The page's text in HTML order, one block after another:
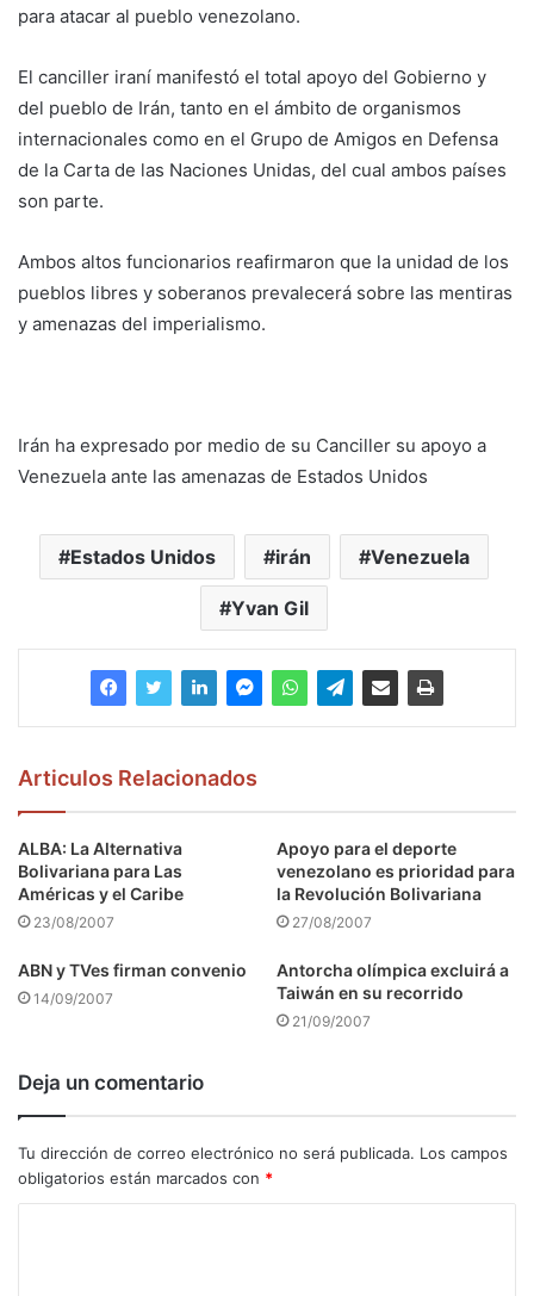
para atacar al pueblo venezolano.
El canciller iraní manifestó el total apoyo del Gobierno y
del pueblo de Irán, tanto en el ámbito de organismos
internacionales como en el Grupo de Amigos en Defensa
de la Carta de las Naciones Unidas, del cual ambos países
son parte.
Ambos altos funcionarios reafirmaron que la unidad de los
pueblos libres y soberanos prevalecerá sobre las mentiras
y amenazas del imperialismo.
Irán ha expresado por medio de su Canciller su apoyo a
Venezuela ante las amenazas de Estados Unidos
Estados Unidos irán Venezuela
Yvan Gil
Articulos Relacionados
ALBA: La Alternativa
Bolivariana para Las
Américas y el Caribe
23/08/2007
Apoyo para el deporte
venezolano es prioridad para
la Revolución Bolivariana
27/08/2007
ABN y TVes firman convenio
14/09/2007
Antorcha olímpica excluirá a
Taiwán en su recorrido
21/09/2007
Deja un comentario
Tu dirección de correo electrónico no será publicada. Los campos
obligatorios están marcados con *